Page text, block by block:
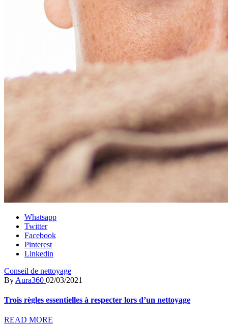
Whatsapp
Twitter
Facebook
Pinterest
Linkedin
Conseil de nettoyage
By Aura360 02/03/2021
Trois règles essentielles à respecter lors d’un nettoyage
READ MORE